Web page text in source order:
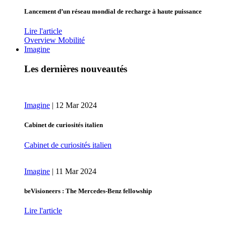
Lancement d’un réseau mondial de recharge à haute puissance
Lire l'article
Overview Mobilité
Imagine
Les dernières nouveautés
Imagine | 12 Mar 2024
Cabinet de curiosités italien
Cabinet de curiosités italien
Imagine | 11 Mar 2024
beVisioneers : The Mercedes‑Benz fellowship
Lire l'article